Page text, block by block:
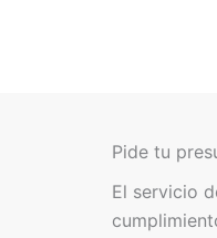
Pide tu
El servicio